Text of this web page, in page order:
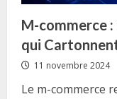
M-commerce
qui
11 novembre 2024
Le m-commerce